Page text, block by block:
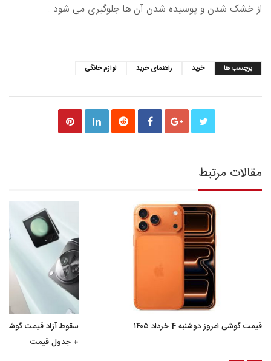
از خشک شدن و پوسیده شدن آن ها جلوگیری می شود .
برچسب ها خرید راهنمای خرید لوازم خانگی
مقالات مرتبط
قیمت گوشی امروز دوشنبه 4 خرداد ۱۴۰۵
سقوط آزاد قیمت
+ جدول قیمت